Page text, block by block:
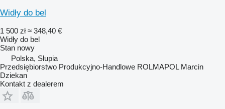
Widły do bel
1 500 zł ≈ 348,40 €
Widły do bel
Stan nowy
Polska, Słupia
Przedsiębiorstwo Produkcyjno-Handlowe ROLMAPOL Marcin
Dziekan
Kontakt z dealerem